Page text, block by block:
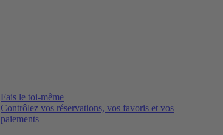
Fais le toi-même
Contrôlez vos réservations, vos favoris et vos
paiements